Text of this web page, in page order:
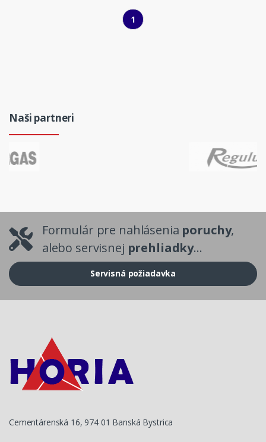
1
Naši partneri
Formulár pre nahlásenia poruchy,
alebo servisnej prehliadky...
Servisná požiadavka
Cementárenská 16, 974 01 Banská Bystrica